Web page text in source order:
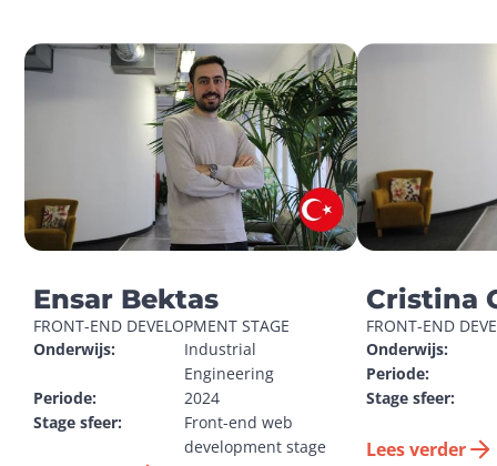
Ensar Bektas
FRONT-END DEVELOPMENT STAGE
Onderwijs:
Industrial
Engineering
Periode:
2024
Stage sfeer:
Front-end web
development stage
Cristina
FRONT-END
Onderwijs:
Periode:
Stage sfeer:
Lees verder